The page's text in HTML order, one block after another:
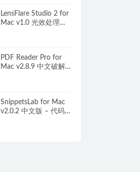
LensFlare Studio 2 for
Mac v1.0 光效处理工
PDF Reader Pro for
Mac v2.8.9 中文破解
SnippetsLab for Mac
v2.0.2 中文版 – 代码